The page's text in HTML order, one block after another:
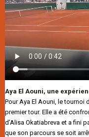
Aya El Aouni, une
Pour Aya El Aouni, le tournoi
premier tour. Elle a été
d’Alisa Okatiabreva et a fini
que son parcours se soit